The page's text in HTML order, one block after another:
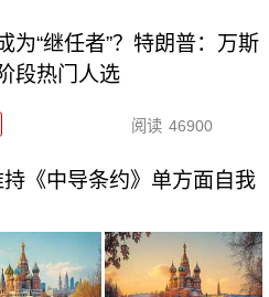
为“继任者”？特朗普：万斯
段热门人选
阅读 46900
《中导条约》单方面自我